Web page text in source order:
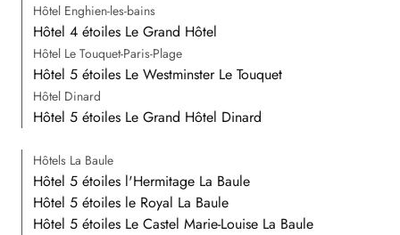
Hôtel Enghien-les-bains
Hôtel 4 étoiles Le Grand Hôtel
Hôtel Le Touquet-Paris-Plage
Hôtel 5 étoiles Le Westminster Le Touquet
Hôtel Dinard
Hôtel 5 étoiles Le Grand Hôtel Dinard
Hôtels La Baule
Hôtel 5 étoiles l'Hermitage La Baule
Hôtel 5 étoiles le Royal La Baule
Hôtel 5 étoiles Le Castel Marie-Louise La Baule